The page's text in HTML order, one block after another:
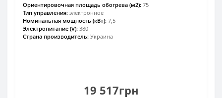
Ориентировочная площадь обогрева (м2): 75
Тип управления: электронное
Номинальная мощность (кВт): 7,5
Электропитание (V): 380
Страна производитель: Украина
19 517грн